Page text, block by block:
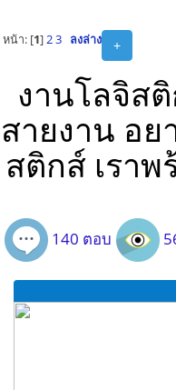
+
หน้า: [1]2 3 ลงล่าง
งานโลจิส
สายงาน อย
สติกส์ เรา
140 ตอบ